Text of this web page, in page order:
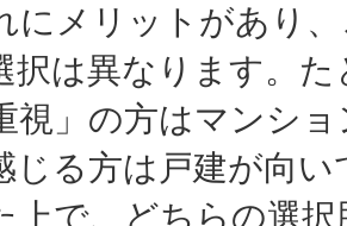
にメリットがあり
択は異なります。
視」の方はマンシ
じる方は戸建が向
上で、どちらの選